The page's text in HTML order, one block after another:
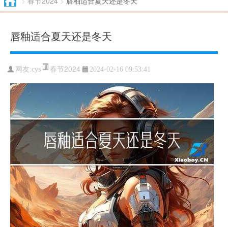
唇釉适合夏天还是冬天
网友:cys 春节2024 2024-02-16 09:53:41